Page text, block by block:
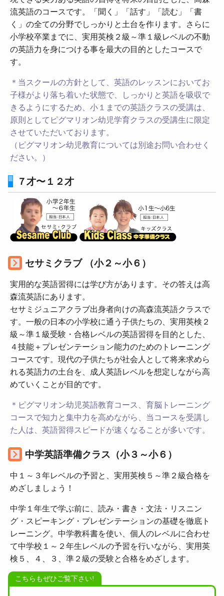
流英語のコースです。「聞く」「話す」「読む」「書
く」の全ての分野でしっかりと土台を作ります。さらに
小学校卒業までに、実用英検２級～準１級レベルの不動
の英語力を身につける事を最大の目的としたコースで
す。
＊当スクールの方針として、英語のレッスンにおいてお
子様がより落ち着いた状態で、しっかりと英語を吸収で
きるようにするため、小１までの英語クラスの受講は、
原則としてピグマリオン幼児学育クラスの受講生に限定
させていただいております。
（ピグマリオン幼児教育については別途お問い合わせく
ださい。）
７才〜１２才
セサミクラブ （小２～小６）
実用的な英語習得には学び方があります。その答えは高
森流英語にあります。
セサミジュニアクラブ出身者向けの高森流英語クラスで
す。一般の日本の小学校に通う子供たちの、実用英検２
級～準１級受験・合格レベルの英語習得を目的とした、
４技能＋プレゼンテーション能力のためのトレーニング
コースです。現代の子供たちが社会人として将来求めら
れる英語力の土台を、成人英語レベルを想定しながら高
めていくことが目的です。
＊ピグマリオン幼児英語教育コース、育脳トレーニング
コースで知力と集中力を高めながら、当コースを受講し
た人は、英語習得スピードが速くなることが多いです。
中学英語準備クラス（小３～小６）
中１～３年レベルの予習と、実用英検５～準２級合格を
めざしましょう！
中学１年生で学ぶ前に、読み・書き・文法・リスニン
グ・スピーキング・プレゼンテーションの基礎を徹底ト
レーニング。中学教科書を使い、個人のレベルに合わせ
て中学校１～２年生レベルの予習を行いながら、実用英
検５、４、３、準２級の受験と合格をめざします。